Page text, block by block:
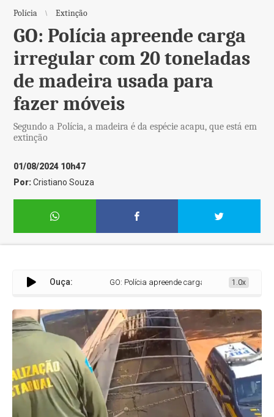
Polícia Extinção
GO: Polícia apreende carga
irregular com 20 toneladas
de madeira usada para
fazer móveis
Segundo a Polícia, a madeira é da espécie acapu, que está em
extinção
01/08/2024 10h47
Por:Cristiano Souza
Ouça:GO: Polícia apreende carga irregular com 20 toneladas
1.0x